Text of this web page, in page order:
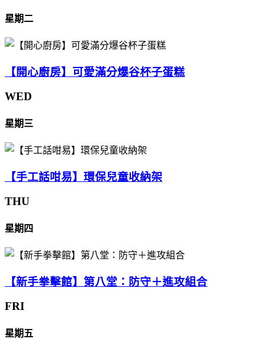
星期二
【開心廚房】可愛滿分爆谷杯子蛋糕
WED
星期三
【手工話咁易】環保兒童收納架
THU
星期四
【新手拳擊館】第八堂：防守＋進攻組合
FRI
星期五